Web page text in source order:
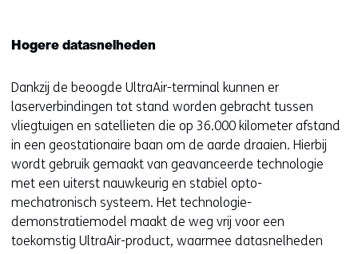
Hogere datasnelheden
Dankzij de beoogde UltraAir-terminal kunnen er
laserverbindingen tot stand worden gebracht tussen
vliegtuigen en satellieten die op 36.000 kilometer afstand
in een geostationaire baan om de aarde draaien. Hierbij
wordt gebruik gemaakt van geavanceerde technologie
met een uiterst nauwkeurig en stabiel opto-
mechatronisch systeem. Het technologie-
demonstratiemodel maakt de weg vrij voor een
toekomstig UltraAir-product, waarmee datasnelheden